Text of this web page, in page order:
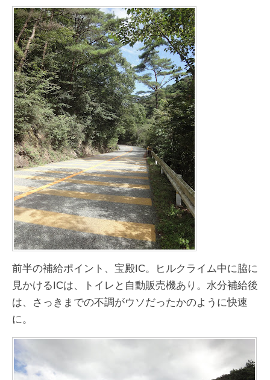
前半の補給ポイント、宝殿IC。ヒルクライム中に脇に
見かけるICは、トイレと自動販売機あり。水分補給後
は、さっきまでの不調がウソだったかのように快速
に。